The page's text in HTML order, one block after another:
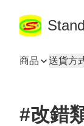
商品 送貨方
#改錯